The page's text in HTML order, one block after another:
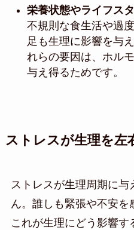
栄養状態やライフス
不規則な食生活や過
足も生理に影響を与
れらの要因は、ホル
与え得るためです。
ストレスが生理を左
ストレスが生理周期に
ん。誰しも緊張や不安を
これが生理にどう影響